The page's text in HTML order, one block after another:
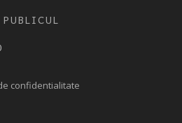
confidentialitate